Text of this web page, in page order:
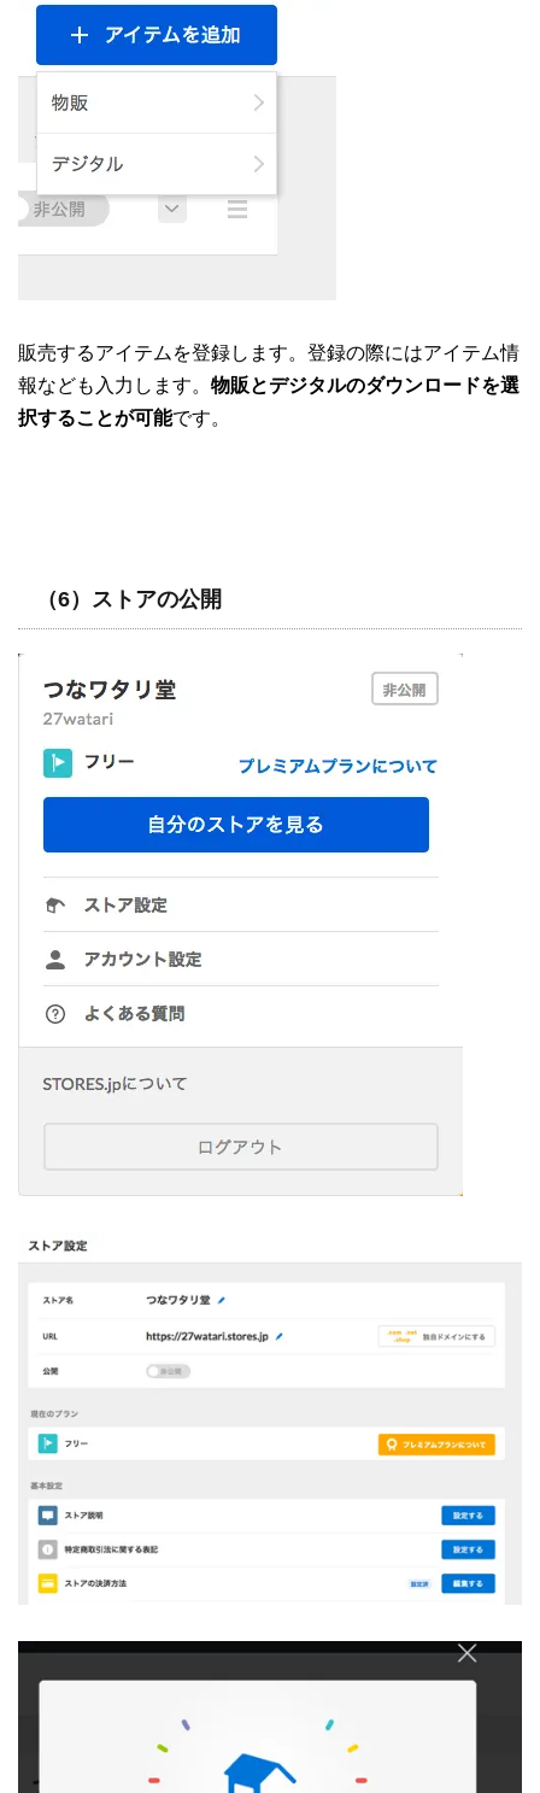
販売するアイテムを登録します。登録の際にはアイテム情
報なども入力します。 物販とデジタルのダウンロードを選
択することが可能です。
（6）ストアの公開